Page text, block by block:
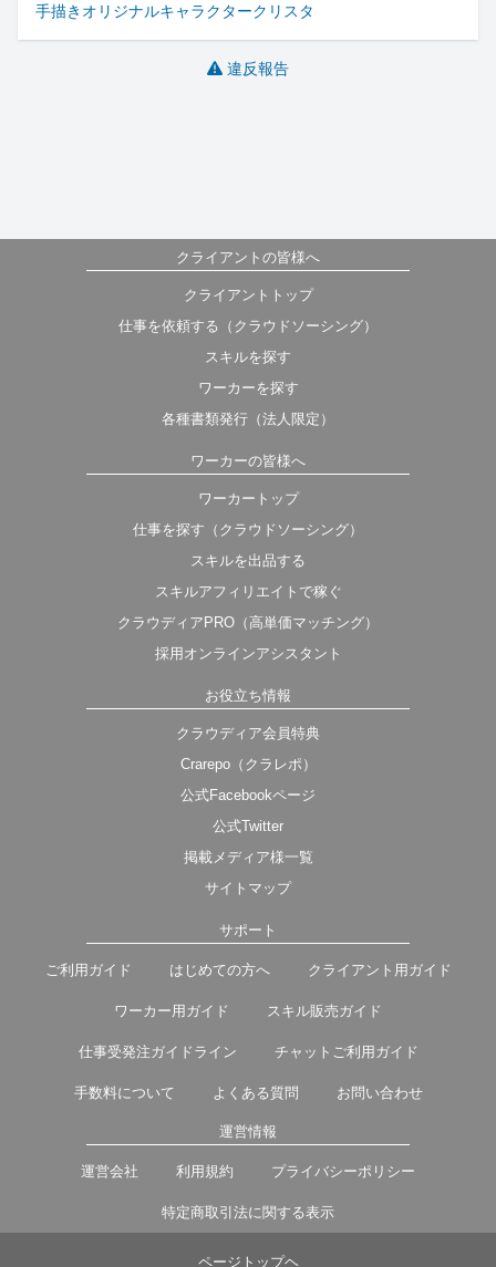
手描き オリジナルキャラクタークリスタ
違反報告
クライアントの皆様へ
クライアントトップ
仕事を依頼する（クラウドソーシング）
スキルを探す
ワーカーを探す
各種書類発行（法人限定）
ワーカーの皆様へ
ワーカートップ
仕事を探す（クラウドソーシング）
スキルを出品する
スキルアフィリエイトで稼ぐ
クラウディアPRO（高単価マッチング）
採用オンラインアシスタント
お役立ち情報
クラウディア会員特典
Crarepo（クラレポ）
公式Facebookページ
公式Twitter
掲載メディア様一覧
サイトマップ
サポート
ご利用ガイド はじめての方へ クライアント用ガイド
ワーカー用ガイド スキル販売ガイド
仕事受発注ガイドライン チャットご利用ガイド
手数料について よくある質問 お問い合わせ
運営情報
運営会社 利用規約 プライバシーポリシー
特定商取引法に関する表示
ページトップヘ